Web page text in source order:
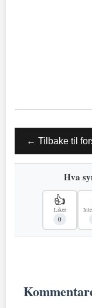
← Tilbake til
Hva
👍
Liker
0